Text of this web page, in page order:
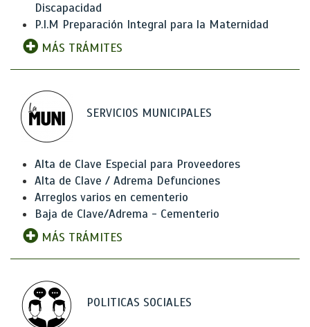
Discapacidad
P.I.M Preparación Integral para la Maternidad
MÁS TRÁMITES
SERVICIOS MUNICIPALES
Alta de Clave Especial para Proveedores
Alta de Clave / Adrema Defunciones
Arreglos varios en cementerio
Baja de Clave/Adrema - Cementerio
MÁS TRÁMITES
POLITICAS SOCIALES